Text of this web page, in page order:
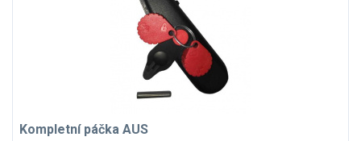
Kompletní páčka AUS